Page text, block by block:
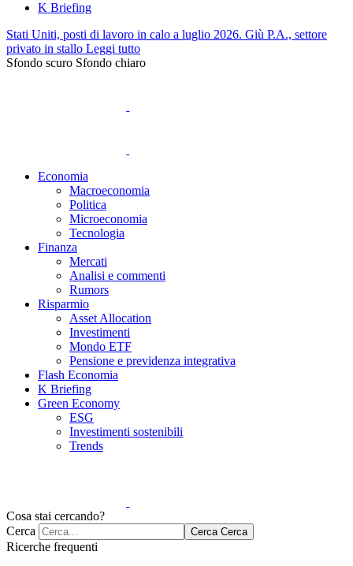
K Briefing
Stati Uniti, posti di lavoro in calo a luglio 2026. Giù P.A., settore
privato in stallo Leggi tutto
Sfondo scuro Sfondo chiaro
Economia
Macroeconomia
Politica
Microeconomia
Tecnologia
Finanza
Mercati
Analisi e commenti
Rumors
Risparmio
Asset Allocation
Investimenti
Mondo ETF
Pensione e previdenza integrativa
Flash Economia
K Briefing
Green Economy
ESG
Investimenti sostenibili
Trends
Cosa stai cercando?
Cerca
Cerca Cerca
Ricerche frequenti